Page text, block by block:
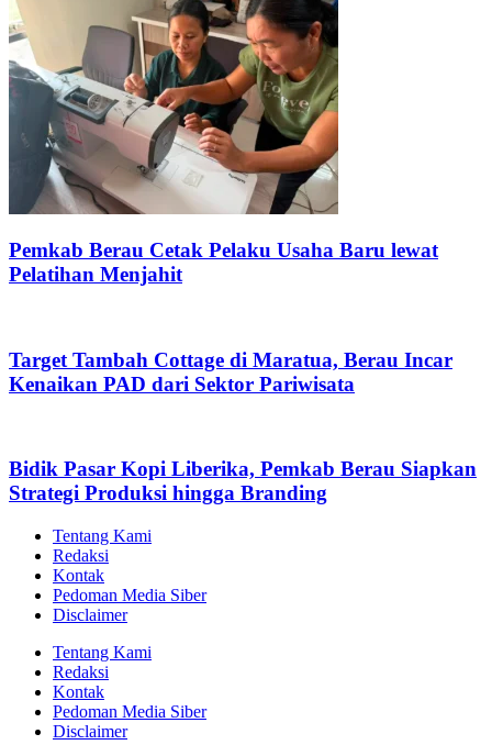
Pemkab Berau Cetak Pelaku Usaha Baru lewat
Pelatihan Menjahit
Target Tambah Cottage di Maratua, Berau Incar
Kenaikan PAD dari Sektor Pariwisata
Bidik Pasar Kopi Liberika, Pemkab Berau Siapkan
Strategi Produksi hingga Branding
Tentang Kami
Redaksi
Kontak
Pedoman Media Siber
Disclaimer
Tentang Kami
Redaksi
Kontak
Pedoman Media Siber
Disclaimer